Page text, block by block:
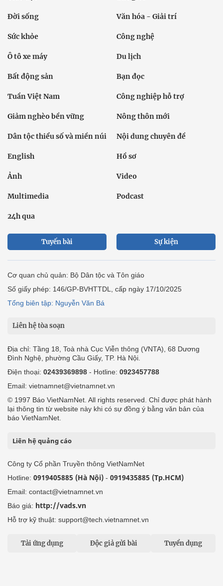
Đời sống Văn hóa - Giải trí
Sức khỏe Công nghệ
Ô tô xe máy Du lịch
Bất động sản Bạn đọc
Tuần Việt Nam Công nghiệp hỗ trợ
Giảm nghèo bền vững Nông thôn mới
Dân tộc thiểu số và miền núi Nội dung chuyên đề
English Hồ sơ
Ảnh Video
Multimedia Podcast
24h qua
Tuyến bài Sự kiện
Cơ quan chủ quản: Bộ Dân tộc và Tôn giáo
Số giấy phép: 146/GP-BVHTTDL, cấp ngày 17/10/2025
Tổng biên tập: Nguyễn Văn Bá
Liên hệ tòa soạn
Địa chỉ: Tầng 18, Toà nhà Cục Viễn thông (VNTA), 68 Dương
Đình Nghệ, phường Cầu Giấy, TP. Hà Nội.
Điện thoại: 02439369898 - Hotline: 0923457788
Email: vietnamnet@vietnamnet.vn
© 1997 Báo VietNamNet. All rights reserved. Chỉ được phát hành
lại thông tin từ website này khi có sự đồng ý bằng văn bản của
báo VietNamNet.
Liên hệ quảng cáo
Công ty Cổ phần Truyền thông VietNamNet
Hotline: 0919405885 (Hà Nội) - 0919435885 (Tp.HCM)
Email: contact@vietnamnet.vn
Báo giá: http://vads.vn
Hỗ trợ kỹ thuật: support@tech.vietnamnet.vn
Tải ứng dụng Độc giả gửi bài Tuyển dụng